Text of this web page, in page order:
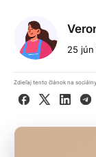
25
Zdieľaj tento článok na
Facebook
X